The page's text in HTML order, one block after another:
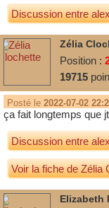
Discussion entre
Zélia
Position :
19715
Posté le 2022-07-02
ça fait longtemps que
Discussion entre
Voir la fiche de Zélia
Elizabeth